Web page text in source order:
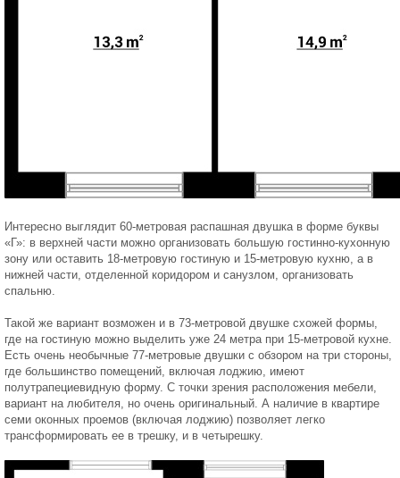
Интересно выглядит 60-метровая распашная двушка в форме буквы
«Г»: в верхней части можно организовать большую гостинно-кухонную
зону или оставить 18-метровую гостиную и 15-метровую кухню, а в
нижней части, отделенной коридором и санузлом, организовать
спальню.
Такой же вариант возможен и в 73-метровой двушке схожей формы,
где на гостиную можно выделить уже 24 метра при 15-метровой кухне.
Есть очень необычные 77-метровые двушки с обзором на три стороны,
где большинство помещений, включая лоджию, имеют
полутрапециевидную форму. С точки зрения расположения мебели,
вариант на любителя, но очень оригинальный. А наличие в квартире
семи оконных проемов (включая лоджию) позволяет легко
трансформировать ее в трешку, и в четырешку.